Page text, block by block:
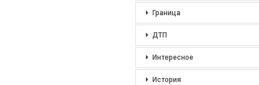
Граница
ДТП
Интересное
История